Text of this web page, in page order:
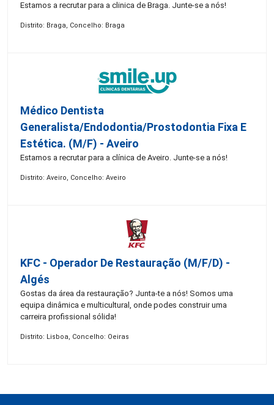
Estamos a recrutar para a clinica de Braga. Junte-se a nós!
Distrito: Braga, Concelho: Braga
Médico Dentista
Generalista/Endodontia/Prostodontia Fixa E
Estética. (M/F) - Aveiro
Estamos a recrutar para a clínica de Aveiro. Junte-se a nós!
Distrito: Aveiro, Concelho: Aveiro
KFC - Operador De Restauração (m/f/d) -
Algés
Gostas da área da restauração? Junta-te a nós! Somos uma
equipa dinâmica e multicultural, onde podes construir uma
carreira profissional sólida!
Distrito: Lisboa, Concelho: Oeiras